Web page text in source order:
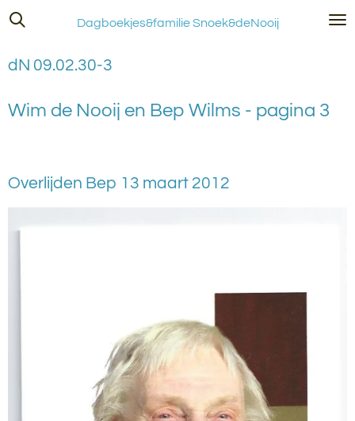
Ga
de
Dagboekjes&familie Snoek&deNooij
dN 09.02.30-3
Wim de Nooij en Bep Wilms - pagina 3
Overlijden Bep 13 maart 2012